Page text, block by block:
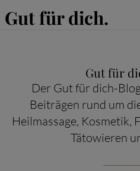
Gut für dich.
Gut für
Der Gut für dich-
Beiträgen rund um
Heilmassage, Kosmetik,
Tätowieren